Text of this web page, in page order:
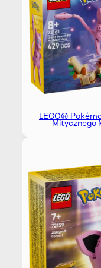
LEGO®
Mitycznego